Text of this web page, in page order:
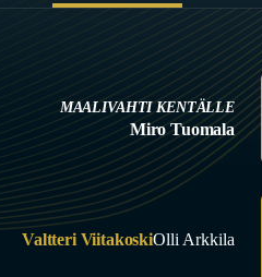
MAALIVAHTI KENTÄLLE
Miro Tuomala
Valtteri ViitakoskiOlli Arkkila